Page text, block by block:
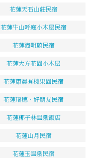
花蓮天石山莊民宿
花蓮牛山呼庭小木屋民宿
花蓮海明蔚民宿
花蓮大方花園小木屋
花蓮康晨有機果園民宿
花蓮瑞穗‧好朋友民宿
花蓮椰子林溫泉飯店
花蓮山月民宿
花蓮玉溫泉民宿